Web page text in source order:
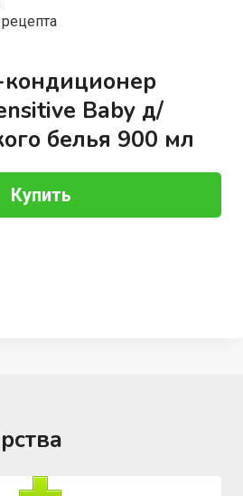
кондиционер
Baby д/
белья 900 мл
Купить